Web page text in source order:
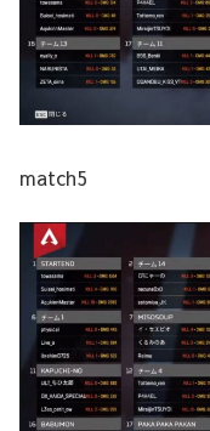
match5